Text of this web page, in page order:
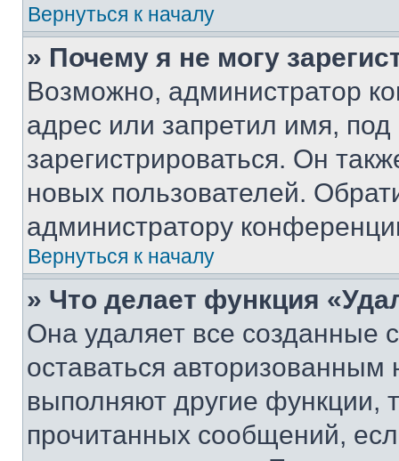
Вернуться к началу
» Почему я не могу
Возможно, администратор
адрес или запретил имя,
зарегистрироваться. Он
новых пользователей.
администратору
Вернуться к началу
» Что делает функция
Она удаляет все созданные
оставаться
выполняют другие функции,
прочитанных сообщений,